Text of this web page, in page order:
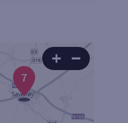
7